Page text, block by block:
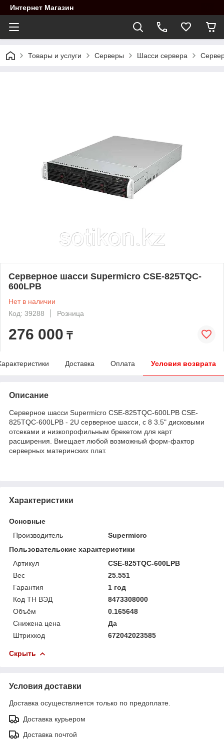
Интернет Магазин
Товары и услуги Cерверы Шасси сервера
Серверное шасси Supermicro CSE-825TQC-
600LPB
Нет в наличии
Код: 39288
Розница
276 000 ₸
Доставка Оплата Условия возврата
Описание
Серверное шасси Supermicro CSE-825TQC-600LPB CSE-
825TQC-600LPB - 2U серверное шасси, с 8 3.5" дисковыми
отсеками и низкопрофильным брекетом для карт
расширения. Вмещает любой возможный форм-фактор
серверных материнских плат.
Характеристики
Основные
Производитель
Supermicro
Пользовательские характеристики
Артикул
CSE-825TQC-600LPB
Вес
25.551
Гарантия
1 год
Код ТН ВЭД
8473308000
Объём
0.165648
Снижена цена
Да
Штрихкод
672042023585
Скрыть
Условия доставки
Доставка осуществляется только по предоплате.
Доставка курьером
Доставка почтой